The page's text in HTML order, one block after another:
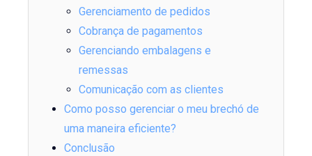
Gerenciamento de pedidos
Cobrança de pagamentos
Gerenciando embalagens e
remessas
Comunicação com as clientes
Como posso gerenciar o meu brechó de
uma maneira eficiente?
Conclusão